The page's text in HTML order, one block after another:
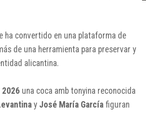
ha convertido en una plataforma de
de una herramienta para preservar y
alicantina.
2026 una coca amb tonyina reconocida
y José María García figuran